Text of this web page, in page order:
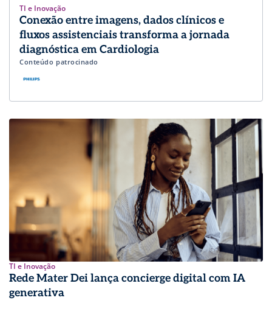
TI e Inovação
Conexão entre imagens, dados clínicos e
fluxos assistenciais transforma a jornada
diagnóstica em Cardiologia
Conteúdo patrocinado
TI e Inovação
Rede Mater Dei lança concierge digital com IA
generativa